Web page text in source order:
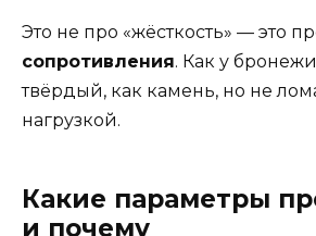
Это не про «жёсткость» — это
сопротивления. Как у
твёрдый, как камень, но не
нагрузкой.
Какие параметры
и почему